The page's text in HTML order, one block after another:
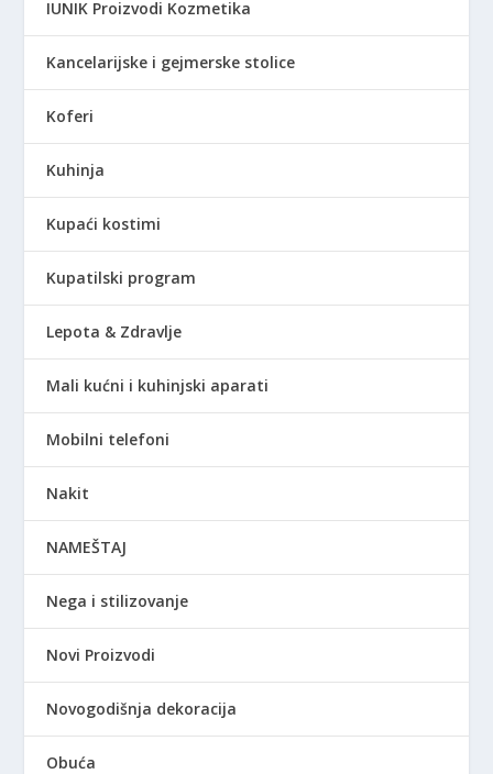
IUNIK Proizvodi Kozmetika
Kancelarijske i gejmerske stolice
Koferi
Kuhinja
Kupaći kostimi
Kupatilski program
Lepota & Zdravlje
Mali kućni i kuhinjski aparati
Mobilni telefoni
Nakit
NAMEŠTAJ
Nega i stilizovanje
Novi Proizvodi
Novogodišnja dekoracija
Obuća